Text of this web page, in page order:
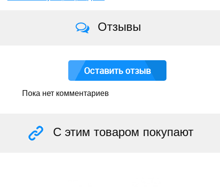
Отзывы
Оставить отзыв
Пока нет комментариев
С этим товаром покупают